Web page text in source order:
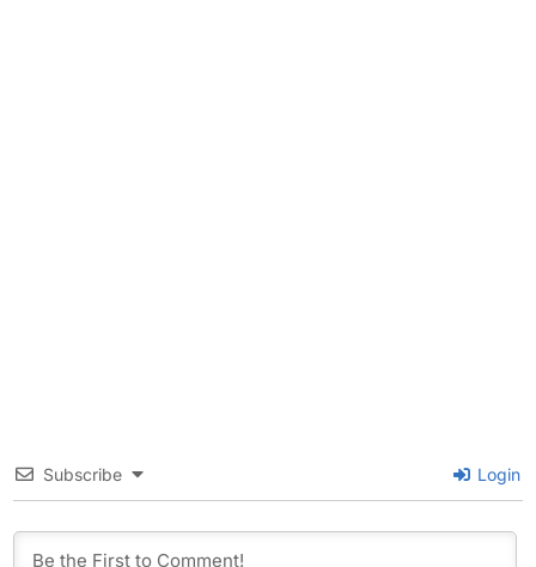
Subscribe Login